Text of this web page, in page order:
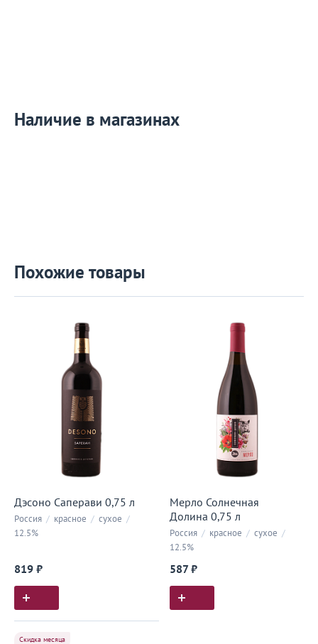
Наличие в магазинах
Похожие товары
Дэсоно Саперави 0,75 л
Россия / красное / сухое /
12.5%
819 ₽
Мерло Солнечная
Долина 0,75 л
Россия / красное / сухое /
12.5%
587 ₽
Скидка месяца